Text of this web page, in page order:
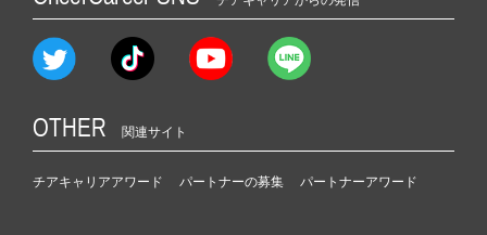
OTHER 関連サイト
チアキャリアアワード パートナーの募集 パートナーアワード